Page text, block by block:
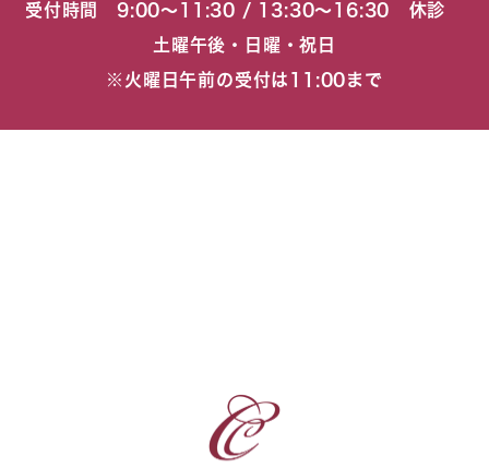
受付時間 9:00〜11:30 / 13:30〜16:30 休診
土曜午後・日曜・祝日
※火曜日午前の受付は11:00まで